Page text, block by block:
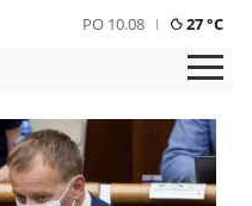
PO 10.08 27 °C